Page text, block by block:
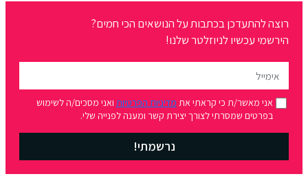
רוצה להתעדכן בכתבות על הנושאים הכי חמים?
הירשמי עכשיו לניוזלטר שלנו!
אני מאשר/ת כי קראתי את מדיניות הפרטיות ואני מסכים/ה לשימוש
בפרטים שמסרתי לצורך יצירת קשר ומענה לפנייה שלי.
נרשמתי!